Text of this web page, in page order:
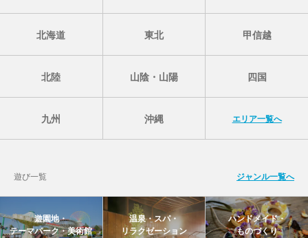
北海道 東北 甲信越
北陸 山陰・山陽 四国
九州 沖縄 エリア一覧へ
遊び一覧 ジャンル一覧へ
遊園地・
テーマパーク・美術館
温泉・スパ・
リラクゼーション
ハンドメイド・
ものづくり